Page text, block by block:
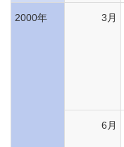
2000年 3月
6月